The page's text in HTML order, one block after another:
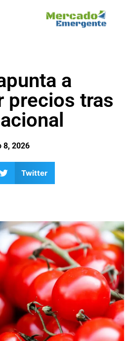
a
precios tras
8, 2026
Twitter